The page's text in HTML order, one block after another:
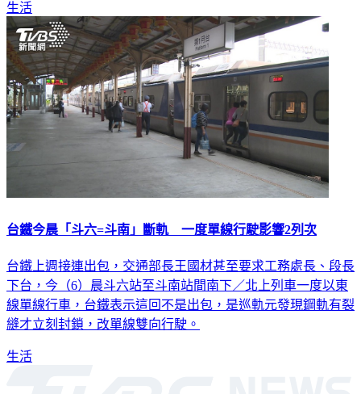
生活
台鐵今晨「斗六=斗南」斷軌 一度單線行駛影響2列次
台鐵上週接連出包，交通部長王國材甚至要求工務處長、段長
下台，今（6）晨斗六站至斗南站間南下／北上列車一度以東
線單線行車，台鐵表示這回不是出包，是巡軌元發現鋼軌有裂
縫才立刻封鎖，改單線雙向行駛。
生活